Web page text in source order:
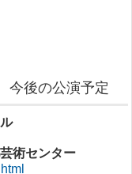
今後の公演予定
術センター